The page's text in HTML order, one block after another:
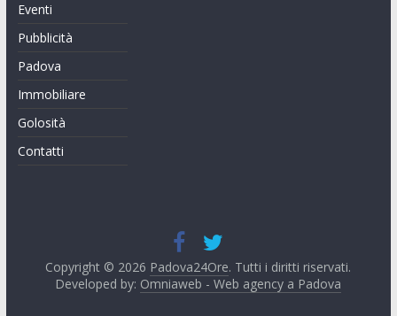
Eventi
Pubblicità
Padova
Immobiliare
Golosità
Contatti
Copyright © 2026 Padova24Ore. Tutti i diritti riservati.
Developed by: Omniaweb - Web agency a Padova